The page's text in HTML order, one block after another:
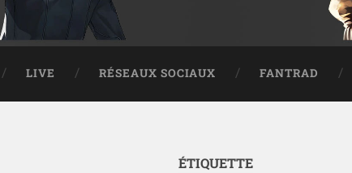
LIVE RÉSEAUX SOCIAUX FANTRAD
ÉTIQUETTE